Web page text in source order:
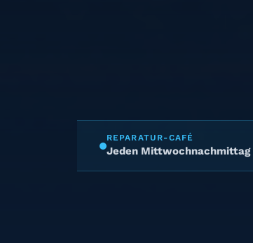
REPARATUR-CAFÉ
Jeden Mittwochnachmittag